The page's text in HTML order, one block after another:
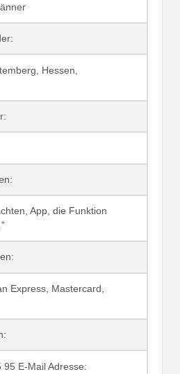
Hessen,
App, die Funktion
Express, Mastercard,
E-Mail Adresse: